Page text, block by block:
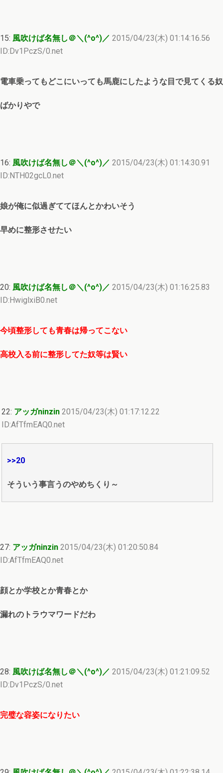
15: 風吹けば名無し＠＼(^o^)／ 2015/04/23(木) 01:14:16.56
ID:Dv1PczS/0.net
電車乗ってもどこにいっても馬鹿にしたような目で見てくる奴
ばかりやで
16: 風吹けば名無し＠＼(^o^)／ 2015/04/23(木) 01:14:30.91
ID:NTH02gcL0.net
娘が俺に似過ぎててほんとかわいそう
早めに整形させたい
20: 風吹けば名無し＠＼(^o^)／ 2015/04/23(木) 01:16:25.83
ID:HwiglxiB0.net
今頃整形しても青春は帰ってこない
高校入る前に整形してた奴等は賢い
22: アッガninzin 2015/04/23(木) 01:17:12.22
ID:AfTfmEAQ0.net
>>20
そういう事言うのやめちくり～
27: アッガninzin 2015/04/23(木) 01:20:50.84
ID:AfTfmEAQ0.net
顔とか学校とか青春とか
漏れのトラウマワードだわ
28: 風吹けば名無し＠＼(^o^)／ 2015/04/23(木) 01:21:09.52
ID:Dv1PczS/0.net
完璧な容姿になりたい